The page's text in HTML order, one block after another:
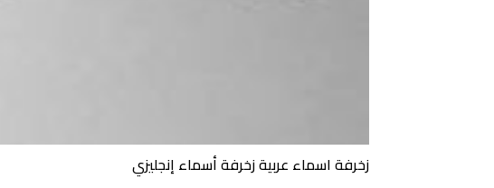
زخرفة اسماء عربية زخرفة أسماء إنجليزي